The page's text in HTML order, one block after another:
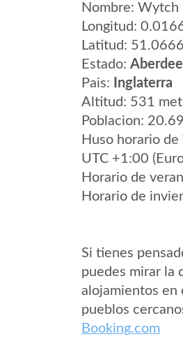
Nombre: Wytch
Longitud:
Latitud:
Estado:
Pais:
Inglaterra
Altitud: 531
Poblacion:
Huso horario
UTC +1:00
Horario de
Horario de
Si tienes
puedes mirar la
alojamientos en
pueblos
Booking.com